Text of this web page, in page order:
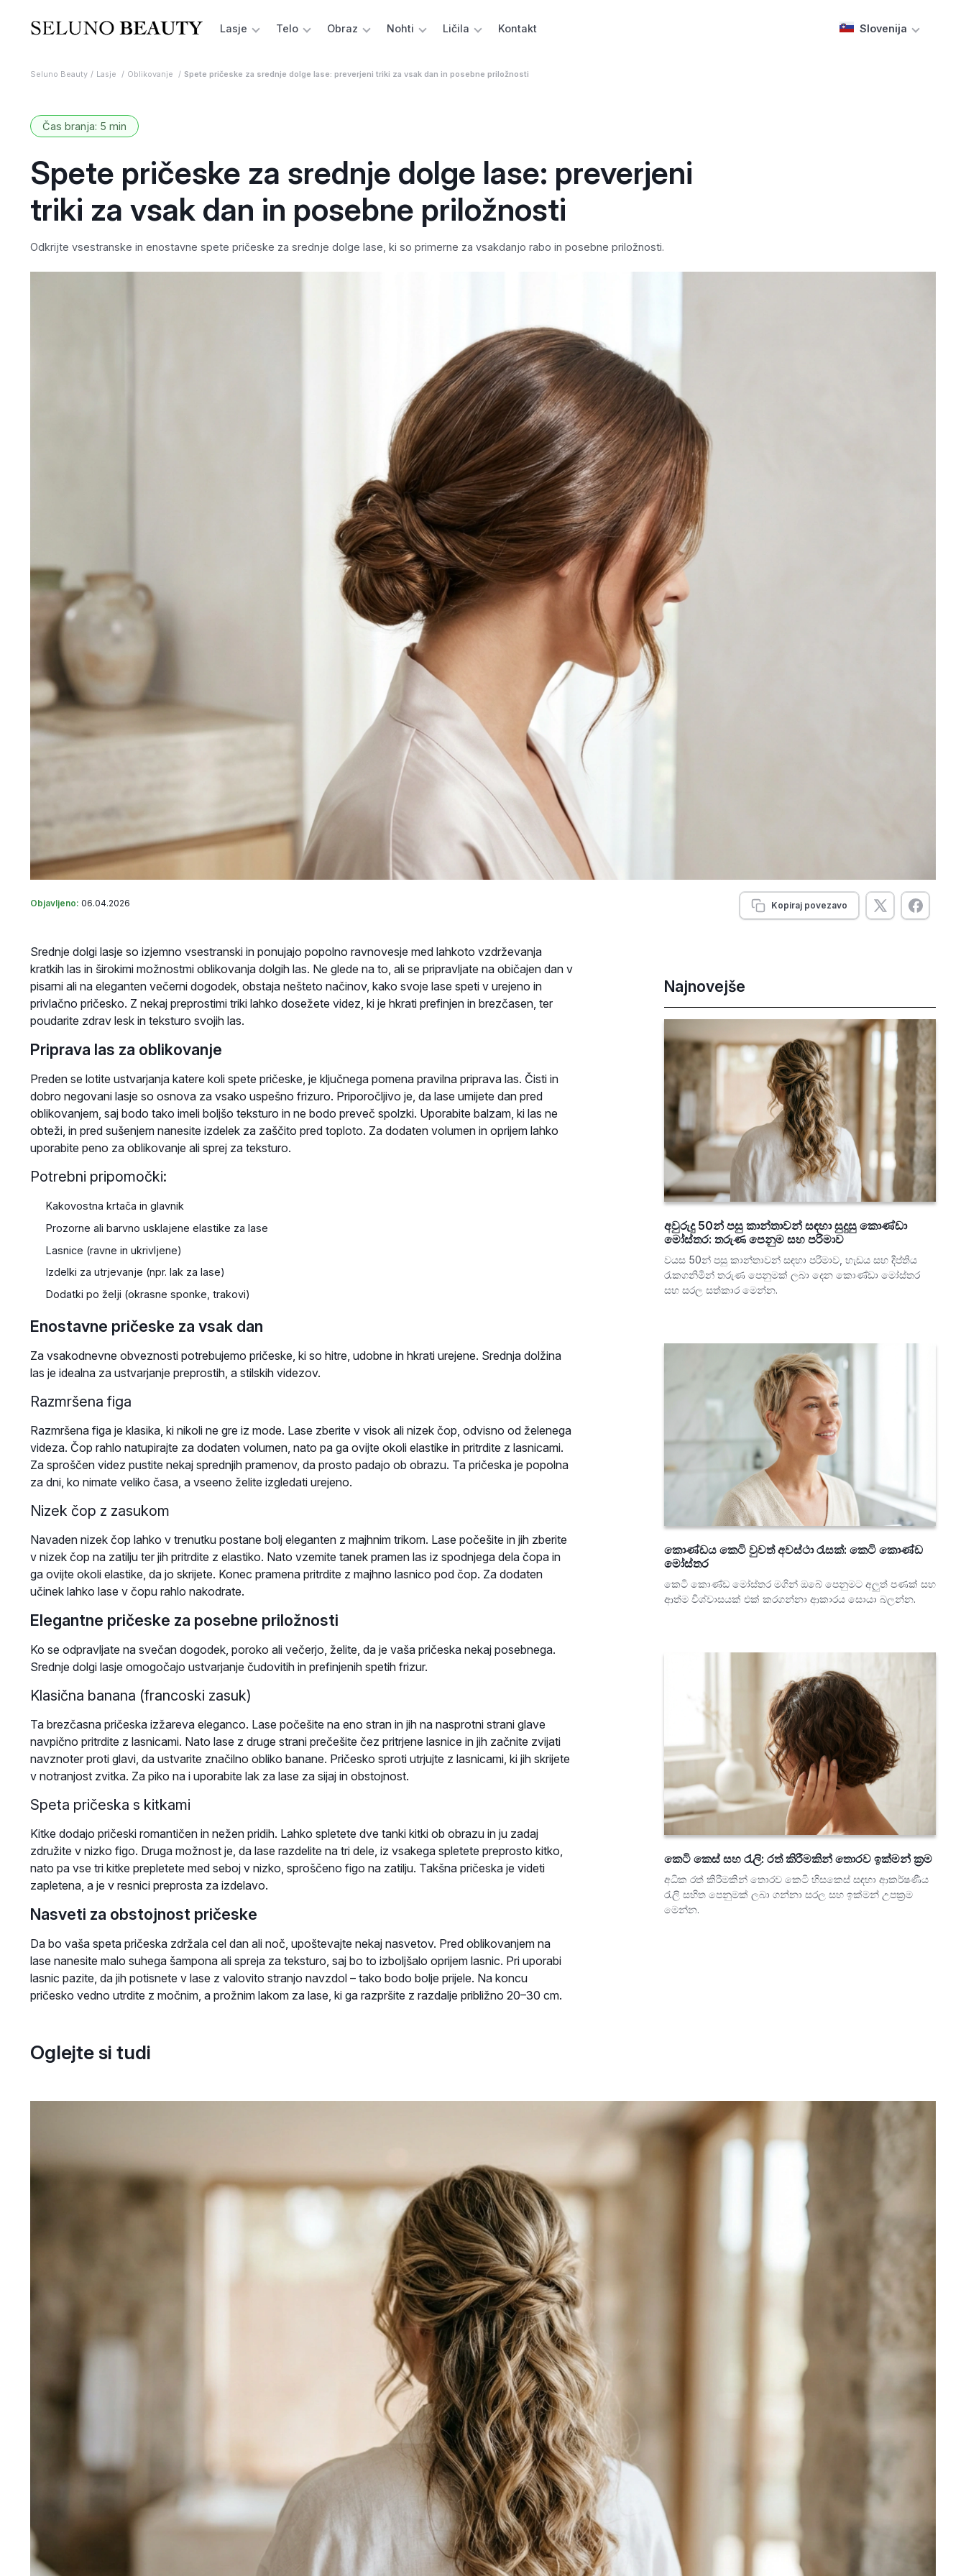
Lasje Telo Obraz Nohti Ličila Kontakt Slovenija
Seluno Beauty Lasje Oblikovanje Spete pričeske za srednje dolge lase: preverjeni triki za vsak dan in posebne priložnosti
Čas branja: 5 min
Spete pričeske za srednje dolge lase: preverjeni
triki za vsak dan in posebne priložnosti
Odkrijte vsestranske in enostavne spete pričeske za srednje dolge lase, ki so primerne za vsakdanjo rabo in posebne priložnosti.
Objavljeno: 06.04.2026 Kopiraj povezavo
Srednje dolgi lasje so izjemno vsestranski in ponujajo popolno ravnovesje med lahkoto vzdrževanja
kratkih las in širokimi možnostmi oblikovanja dolgih las. Ne glede na to, ali se pripravljate na običajen dan v
pisarni ali na eleganten večerni dogodek, obstaja nešteto načinov, kako svoje lase speti v urejeno in
privlačno pričesko. Z nekaj preprostimi triki lahko dosežete videz, ki je hkrati prefinjen in brezčasen, ter
poudarite zdrav lesk in teksturo svojih las.
Priprava las za oblikovanje
Preden se lotite ustvarjanja katere koli spete pričeske, je ključnega pomena pravilna priprava las. Čisti in
dobro negovani lasje so osnova za vsako uspešno frizuro. Priporočljivo je, da lase umijete dan pred
oblikovanjem, saj bodo tako imeli boljšo teksturo in ne bodo preveč spolzki. Uporabite balzam, ki las ne
obteži, in pred sušenjem nanesite izdelek za zaščito pred toploto. Za dodaten volumen in oprijem lahko
uporabite peno za oblikovanje ali sprej za teksturo.
Potrebni pripomočki:
Kakovostna krtača in glavnik
Prozorne ali barvno usklajene elastike za lase
Lasnice (ravne in ukrivljene)
Izdelki za utrjevanje (npr. lak za lase)
Dodatki po želji (okrasne sponke, trakovi)
Enostavne pričeske za vsak dan
Za vsakodnevne obveznosti potrebujemo pričeske, ki so hitre, udobne in hkrati urejene. Srednja dolžina
las je idealna za ustvarjanje preprostih, a stilskih videzov.
Razmršena figa
Razmršena figa je klasika, ki nikoli ne gre iz mode. Lase zberite v visok ali nizek čop, odvisno od želenega
videza. Čop rahlo natupirajte za dodaten volumen, nato pa ga ovijte okoli elastike in pritrdite z lasnicami.
Za sproščen videz pustite nekaj sprednjih pramenov, da prosto padajo ob obrazu. Ta pričeska je popolna
za dni, ko nimate veliko časa, a vseeno želite izgledati urejeno.
Nizek čop z zasukom
Navaden nizek čop lahko v trenutku postane bolj eleganten z majhnim trikom. Lase počešite in jih zberite
v nizek čop na zatilju ter jih pritrdite z elastiko. Nato vzemite tanek pramen las iz spodnjega dela čopa in
ga ovijte okoli elastike, da jo skrijete. Konec pramena pritrdite z majhno lasnico pod čop. Za dodaten
učinek lahko lase v čopu rahlo nakodrate.
Elegantne pričeske za posebne priložnosti
Ko se odpravljate na svečan dogodek, poroko ali večerjo, želite, da je vaša pričeska nekaj posebnega.
Srednje dolgi lasje omogočajo ustvarjanje čudovitih in prefinjenih spetih frizur.
Klasična banana (francoski zasuk)
Ta brezčasna pričeska izžareva eleganco. Lase počešite na eno stran in jih na nasprotni strani glave
navpično pritrdite z lasnicami. Nato lase z druge strani prečešite čez pritrjene lasnice in jih začnite zvijati
navznoter proti glavi, da ustvarite značilno obliko banane. Pričesko sproti utrjujte z lasnicami, ki jih skrijete
v notranjost zvitka. Za piko na i uporabite lak za lase za sijaj in obstojnost.
Speta pričeska s kitkami
Kitke dodajo pričeski romantičen in nežen pridih. Lahko spletete dve tanki kitki ob obrazu in ju zadaj
združite v nizko figo. Druga možnost je, da lase razdelite na tri dele, iz vsakega spletete preprosto kitko,
nato pa vse tri kitke prepletete med seboj v nizko, sproščeno figo na zatilju. Takšna pričeska je videti
zapletena, a je v resnici preprosta za izdelavo.
Nasveti za obstojnost pričeske
Da bo vaša speta pričeska zdržala cel dan ali noč, upoštevajte nekaj nasvetov. Pred oblikovanjem na
lase nanesite malo suhega šampona ali spreja za teksturo, saj bo to izboljšalo oprijem lasnic. Pri uporabi
lasnic pazite, da jih potisnete v lase z valovito stranjo navzdol – tako bodo bolje prijele. Na koncu
pričesko vedno utrdite z močnim, a prožnim lakom za lase, ki ga razpršite z razdalje približno 20–30 cm.
Najnovejše
අවුරුදු 50න් පසු කාන්තාවන් සඳහා සුදුසු කොණ්ඩා
මෝස්තර: තරුණ පෙනුම සහ පරිමාව
වයස 50න් පසු කාන්තාවන් සඳහා පරිමාව, හැඩය සහ දීප්තිය
රැකගනිමින් තරුණ පෙනුමක් ලබා දෙන කොණ්ඩා මෝස්තර
සහ සරල සත්කාර මෙන්න.
කොණ්ඩය කෙටි වුවත් අවස්ථා රැසක්: කෙටි කොණ්ඩ
මෝස්තර
කෙටි කොණ්ඩ මෝස්තර මගින් ඔබේ පෙනුමට අලුත් පණක් සහ
ආත්ම විශ්වාසයක් එක් කරගන්නා ආකාරය සොයා බලන්න.
කෙටි කෙස් සහ රැලි: රත් කිරීමකින් තොරව ඉක්මන් ක්‍රම
අධික රත් කිරීමකින් තොරව කෙටි හිසකෙස් සඳහා ආකර්ෂණීය
රැලි සහිත පෙනුමක් ලබා ගන්නා සරල සහ ඉක්මන් උපක්‍රම
මෙන්න.
Oglejte si tudi